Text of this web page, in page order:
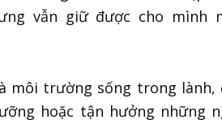
vẫn giữ được cho mình
môi trường sống trong lành,
hoặc tận hưởng những